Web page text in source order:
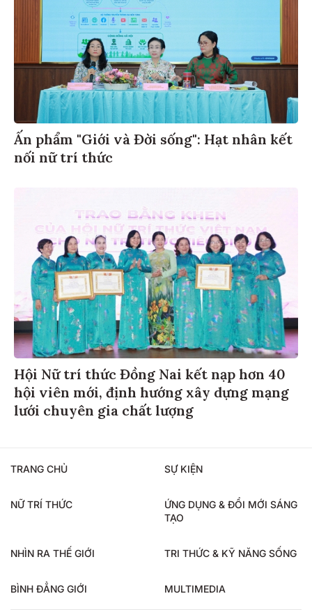
Ấn phẩm "Giới và Đời sống": Hạt nhân kết
nối nữ trí thức
Hội Nữ trí thức Đồng Nai kết nạp hơn 40
hội viên mới, định hướng xây dựng mạng
lưới chuyên gia chất lượng
TRANG CHỦ SỰ KIỆN
NỮ TRÍ THỨC
ỨNG DỤNG & ĐỔI MỚI SÁNG
TẠO
NHÌN RA THẾ GIỚI TRI THỨC & KỸ NĂNG SỐNG
BÌNH ĐẲNG GIỚI MULTIMEDIA